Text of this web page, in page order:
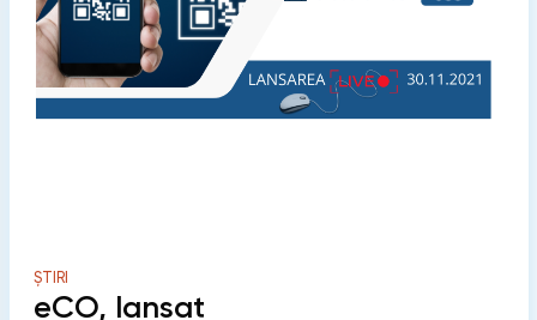
ȘTIRI
eCO, lansat